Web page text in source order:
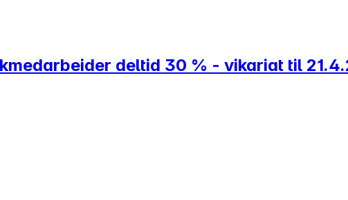
deltid 30 % - vikariat til